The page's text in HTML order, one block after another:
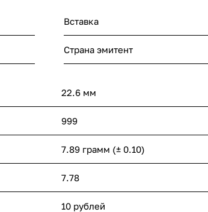
Вставка
Страна эмитент
22.6 мм
999
7.89 грамм (± 0.10)
7.78
10 рублей